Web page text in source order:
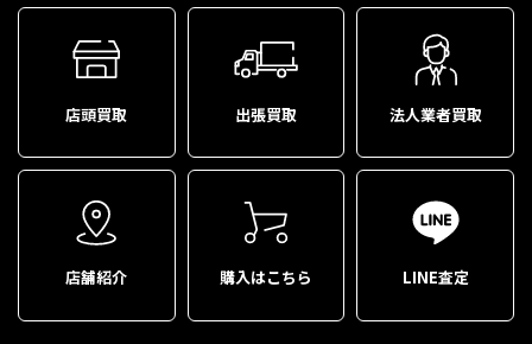
店頭買取 出張買取 法人業者買取
店舗紹介 購入はこちら LINE査定